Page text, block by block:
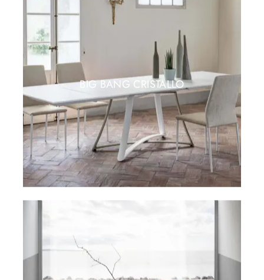
BIG BANG CRISTALLO